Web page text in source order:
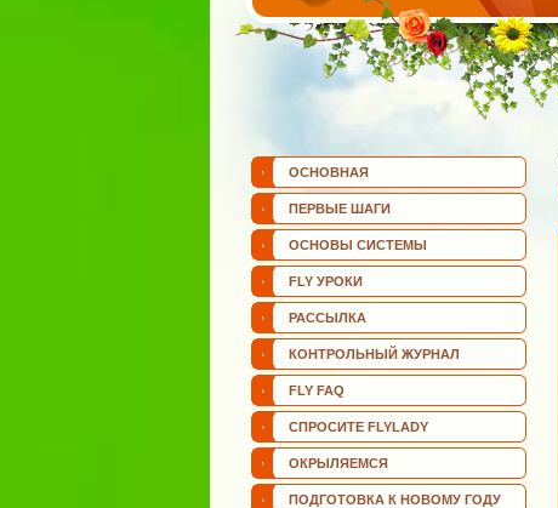
ОСНОВНАЯ
ПЕРВЫЕ ШАГИ
ОСНОВЫ СИСТЕМЫ
FLY УРОКИ
РАССЫЛКА
КОНТРОЛЬНЫЙ ЖУРНАЛ
FLY FAQ
СПРОСИТЕ FLYLADY
ОКРЫЛЯЕМСЯ
ПОДГОТОВКА К НОВОМУ ГОДУ